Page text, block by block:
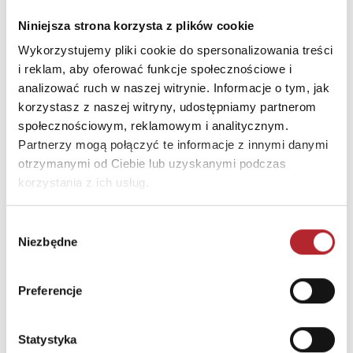
Niniejsza strona korzysta z plików cookie
Wykorzystujemy pliki cookie do spersonalizowania treści
i reklam, aby oferować funkcje społecznościowe i
analizować ruch w naszej witrynie. Informacje o tym, jak
korzystasz z naszej witryny, udostępniamy partnerom
społecznościowym, reklamowym i analitycznym.
Partnerzy mogą połączyć te informacje z innymi danymi
otrzymanymi od Ciebie lub uzyskanymi podczas
korzystania z ich usług.
zgody
Niezbędne
Preferencje
Statystyka
Sug. cena det. 236,44 zł (brutto)
Zaloguj się, aby kupić
NAJCZĘŚCIEJ KUPOWANE zobacz więcej